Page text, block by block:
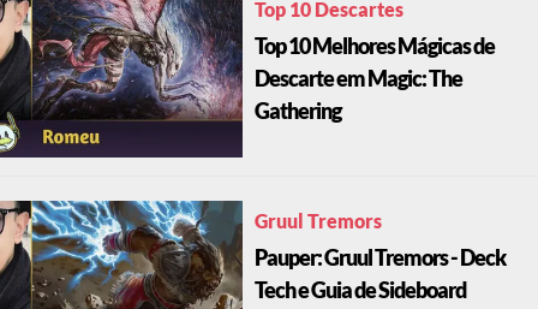
Top 10 Descartes
Top 10 Melhores Mágicas de
Descarte em Magic: The
Gathering
Gruul Tremors
Pauper: Gruul Tremors - Deck
Tech e Guia de Sideboard